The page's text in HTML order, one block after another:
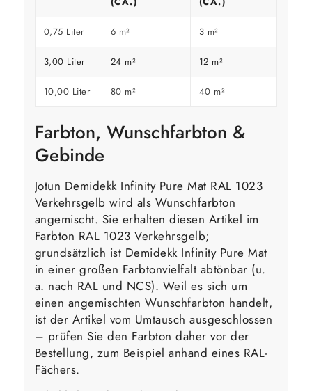
0,75 Liter 6 m² 3 m²
3,00 Liter 24 m² 12 m²
10,00 Liter 80 m² 40 m²
Farbton, Wunschfarbton &
Gebinde
Jotun Demidekk Infinity Pure Mat RAL 1023
Verkehrsgelb wird als Wunschfarbton
angemischt. Sie erhalten diesen Artikel im
Farbton RAL 1023 Verkehrsgelb;
grundsätzlich ist Demidekk Infinity Pure Mat
in einer großen Farbtonvielfalt abtönbar (u.
a. nach RAL und NCS). Weil es sich um
einen angemischten Wunschfarbton handelt,
ist der Artikel vom Umtausch ausgeschlossen
– prüfen Sie den Farbton daher vor der
Bestellung, zum Beispiel anhand eines RAL-
Fächers.